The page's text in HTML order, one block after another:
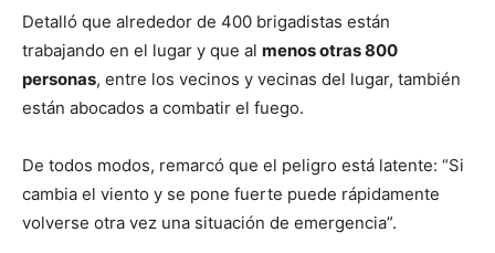
Detalló que alrededor de 400 brigadistas están
trabajando en el lugar y que al menos otras 800
personas, entre los vecinos y vecinas del lugar, también
están abocados a combatir el fuego.
De todos modos, remarcó que el peligro está latente: “Si
cambia el viento y se pone fuerte puede rápidamente
volverse otra vez una situación de emergencia”.